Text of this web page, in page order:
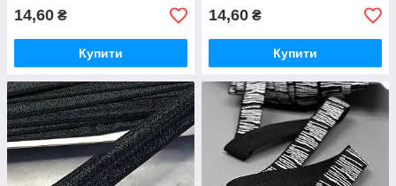
14,60 ₴
Купити
14,60 ₴
Купити